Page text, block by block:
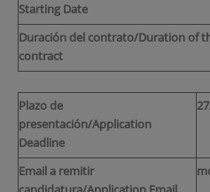
Starting Date
Duración del contrato/Duration of
contract
Plazo de
presentación/Application
Deadline
Email a remitir